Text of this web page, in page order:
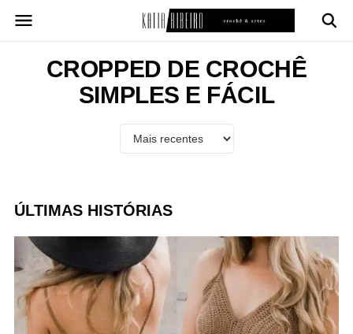
para
conteúdoCROPPED DE CROCHÊ
SIMPLES E FÁCIL
ÚLTIMAS HISTÓRIAS